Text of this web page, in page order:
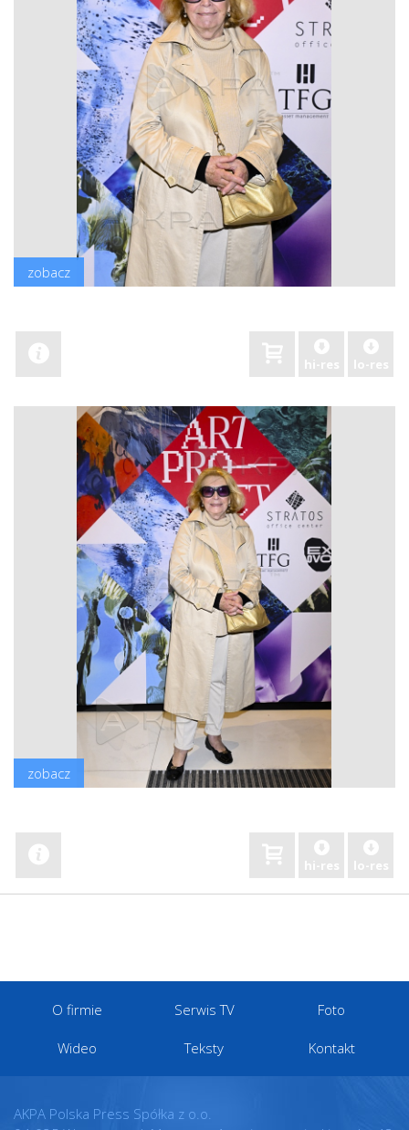
zobacz
hi-res lo-res
zobacz
hi-res lo-res
O firmie Serwis TV Foto
Wideo Teksty Kontakt
AKPA Polska Press Spółka z o.o.